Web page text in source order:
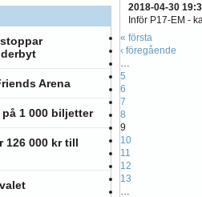
Arena
1 000 biljetter
126 000 kr till
2018-04-30
Inför P17-EM -
« första
‹ föregående
5
6
7
8
9
10
11
12
13